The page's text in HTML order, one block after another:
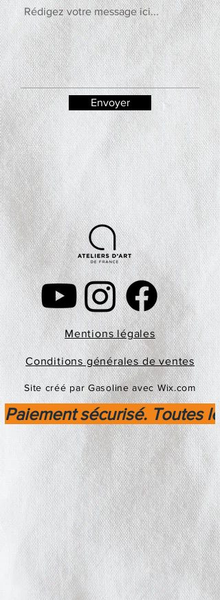
Envoyer
Mentions légales
Conditions générales de ventes
Site créé par Gasoline avec Wix.com
Paiement sécurisé. Toutes